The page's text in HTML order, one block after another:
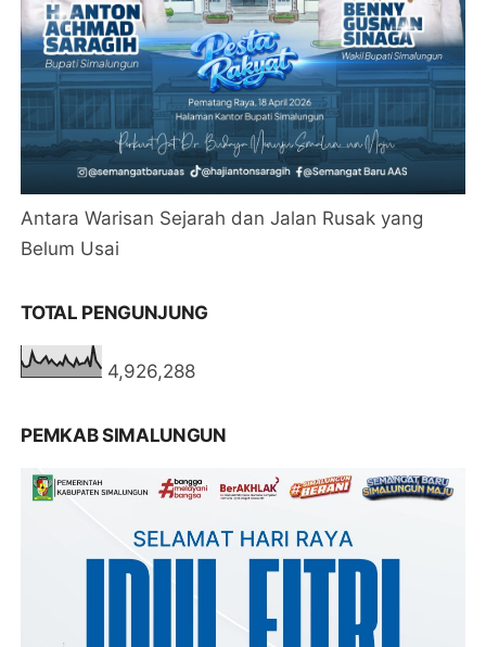
Antara Warisan Sejarah dan Jalan Rusak yang
Belum Usai
TOTAL PENGUNJUNG
4,926,288
PEMKAB SIMALUNGUN